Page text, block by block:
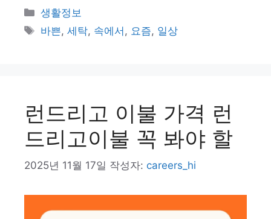
카
테
생활정보
태
바쁜,세탁, 속에서 , 요즘, 일상
런드리고 이불 가격 런
드리고이불 꼭 봐야 할
2025년 11월 17일 작성자: careers_hi